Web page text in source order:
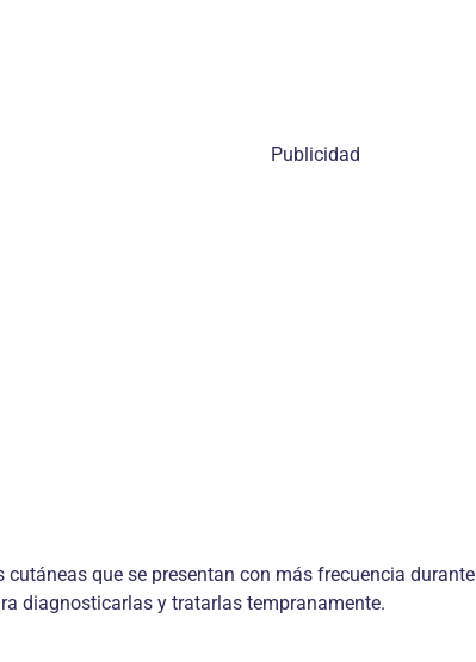
Publicidad
que se presentan con más frecuencia
diagnosticarlas y tratarlas tempranamente.